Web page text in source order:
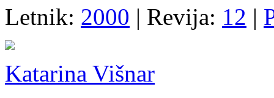
Letnik: 2000 | Revija: 12 |
Katarina Višnar